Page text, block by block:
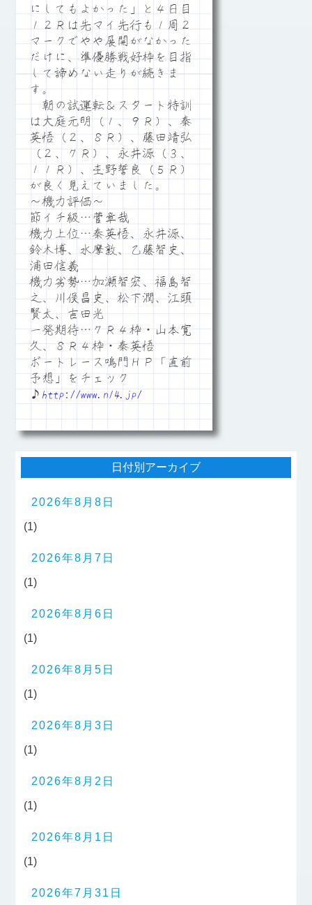
にしてもよかった」と４日目
１２Ｒは先マイ先行も１周２
マークでやや展開がなかった
だけに、準優勝戦好枠を目指
して諦めない走りが続きま
す。
朝の試運転＆スタート特訓
は大庭元明（１、９Ｒ）、秦
英悟（２、８Ｒ）、藤田靖弘
（２、７Ｒ）、永井源（３、
１１Ｒ）、杢野誓良（５Ｒ）
が良く見えていました。
～機力評価～
節イチ級…菅章哉
機力上位…秦英悟、永井源、
鈴木博、水摩敦、乙藤智史、
浦田信義
機力劣勢…加瀬智宏、福島智
之、川俣昌史、松下潤、江頭
賢太、吉田光
一発期待…７Ｒ４枠・山本寛
久、８Ｒ４枠・秦英悟
ボートレース鳴門ＨＰ「直前
予想」をチェック
♪ http://www.n14.jp/
日付別アーカイブ
2026年8月8日
(1)
2026年8月7日
(1)
2026年8月6日
(1)
2026年8月5日
(1)
2026年8月3日
(1)
2026年8月2日
(1)
2026年8月1日
(1)
2026年7月31日